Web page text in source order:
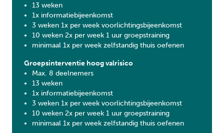
13 weken
1x informatiebijeenkomst
3 weken 1x per week voorlichtingsbijeenkomst
10 weken 2x per week 1 uur groepstraining
minimaal 1x per week zelfstandig thuis oefenen
Groepsinterventie hoog valrisico
Max. 8 deelnemers
13 weken
1x informatiebijeenkomst
3 weken 1x per week voorlichtingsbijeenkomst
10 weken 2x per week 1 uur groepstraining
minimaal 1x per week zelfstandig thuis oefenen